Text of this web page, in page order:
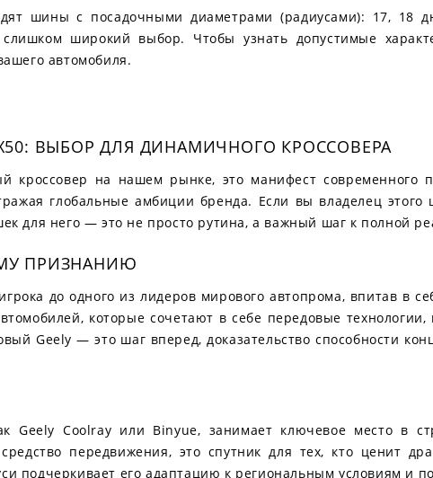
шины с посадочными диаметрами (радиусами): 17, 18
широкий выбор. Чтобы узнать допустимые
автомобиля.
X50: ВЫБОР ДЛЯ ДИНАМИЧНОГО КРОССОВЕРА
кроссовер на нашем рынке, это манифест современного
глобальные амбиции бренда. Если вы владелец
для него — это не просто рутина, а важный шаг к полной
ПРИЗНАНИЮ
до одного из лидеров мирового автопрома, впитав в
которые сочетают в себе передовые
Geely — это шаг вперед, доказательство способности
Geely Coolray или Binyue, занимает ключевое место в
передвижения, это спутник для тех, кто ценит
подчеркивает его адаптацию к региональным условиям и